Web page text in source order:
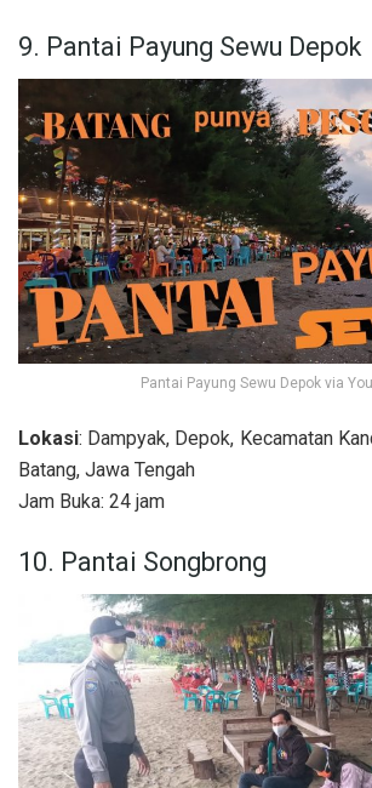
9. Pantai Payung Sewu Depok
Pantai Payung Sewu Depok via
Lokasi: Dampyak, Depok, Kecamatan
Batang, Jawa Tengah
Jam Buka: 24 jam
10. Pantai Songbrong